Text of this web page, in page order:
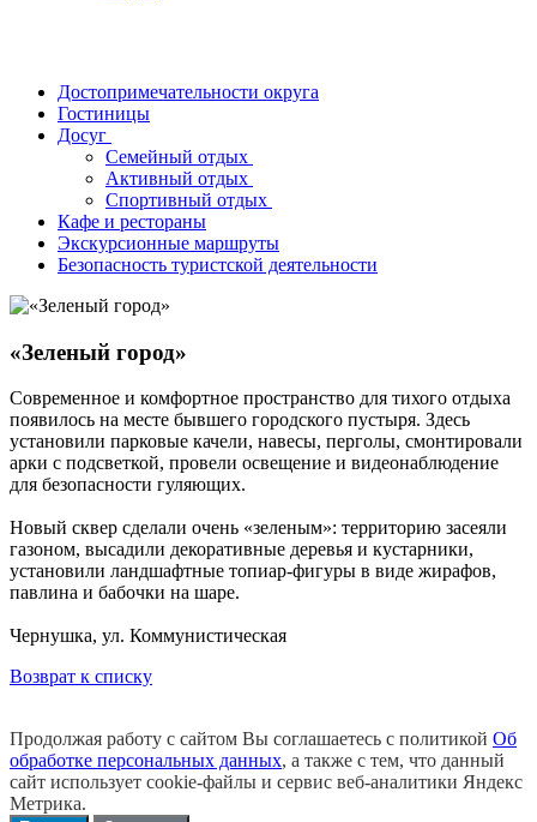
Достопримечательности округа
Гостиницы
Досуг
Семейный отдых
Активный отдых
Спортивный отдых
Кафе и рестораны
Экскурсионные маршруты
Безопасность туристской деятельности
«Зеленый город»
Современное и комфортное пространство для тихого отдыха
появилось на месте бывшего городского пустыря. Здесь
установили парковые качели, навесы, перголы, смонтировали
арки с подсветкой, провели освещение и видеонаблюдение
для безопасности гуляющих.
Новый сквер сделали очень «зеленым»: территорию засеяли
газоном, высадили декоративные деревья и кустарники,
установили ландшафтные топиар-фигуры в виде жирафов,
павлина и бабочки на шаре.
Чернушка, ул. Коммунистическая
Возврат к списку
Продолжая работу с сайтом Вы соглашаетесь с политикой Об
обработке персональных данных, а также с тем, что данный
сайт использует cookie-файлы и сервис веб-аналитики Яндекс
Метрика.